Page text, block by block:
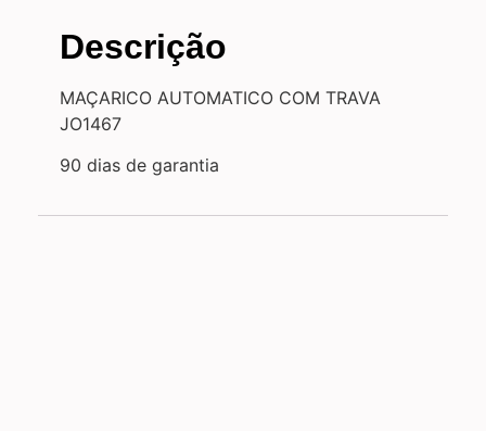
Descrição
MAÇARICO AUTOMATICO COM TRAVA
JO1467
90 dias de garantia